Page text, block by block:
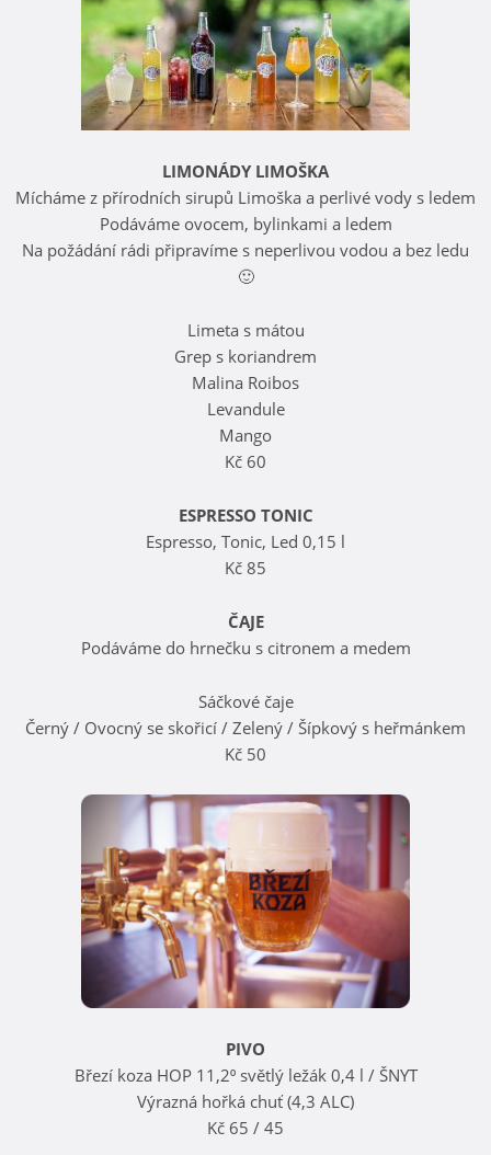
LIMONÁDY LIMOŠKA
Mícháme z přírodních sirupů Limoška a perlivé vody s ledem
Podáváme ovocem, bylinkami a ledem
Na požádání rádi připravíme s neperlivou vodou a bez ledu
🙂
Limeta s mátou
Grep s koriandrem
Malina Roibos
Levandule
Mango
Kč 60
ESPRESSO TONIC
Espresso, Tonic, Led 0,15 l
Kč 85
ČAJE
Podáváme do hrnečku s citronem a medem
Sáčkové čaje
Černý / Ovocný se skořicí / Zelený / Šípkový s heřmánkem
Kč 50
PIVO
Březí koza HOP 11,2⁰ světlý ležák 0,4 l / ŠNYT
Výrazná hořká chuť (4,3 ALC)
Kč 65 / 45